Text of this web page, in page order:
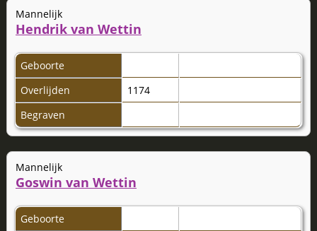
Mannelijk
Hendrik van Wettin
Geboorte
Overlijden
1174
Begraven
Mannelijk
Goswin van Wettin
Geboorte